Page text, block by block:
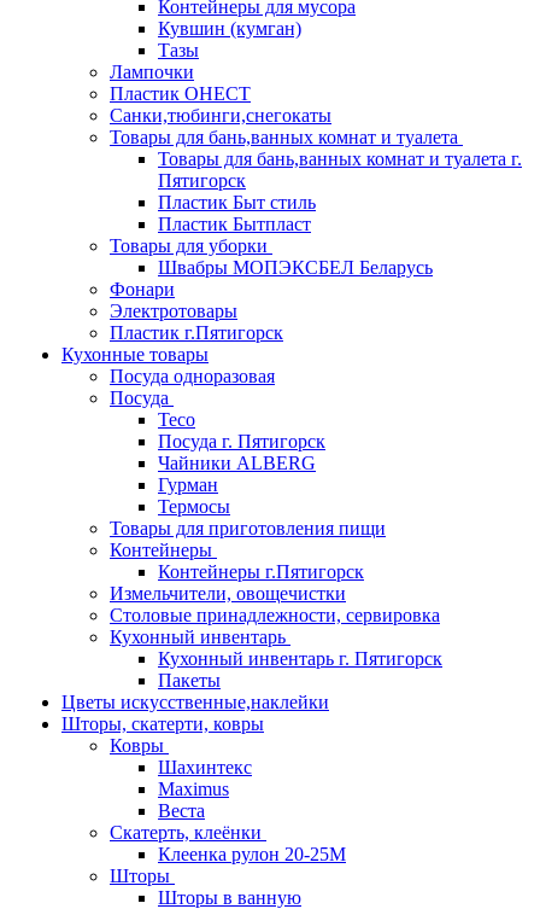
Контейнеры для мусора
Кувшин (кумган)
Тазы
Лампочки
Пластик ОНЕСТ
Санки,тюбинги,снегокаты
Товары для бань,ванных комнат и туалета
Товары для бань,ванных комнат и туалета г.
Пятигорск
Пластик Быт стиль
Пластик Бытпласт
Товары для уборки
Швабры МОПЭКСБЕЛ Беларусь
Фонари
Электротовары
Пластик г.Пятигорск
Кухонные товары
Посуда одноразовая
Посуда
Teco
Посуда г. Пятигорск
Чайники ALBERG
Гурман
Термосы
Товары для приготовления пищи
Контейнеры
Контейнеры г.Пятигорск
Измельчители, овощечистки
Столовые принадлежности, сервировка
Кухонный инвентарь
Кухонный инвентарь г. Пятигорск
Пакеты
Цветы искусственные,наклейки
Шторы, скатерти, ковры
Ковры
Шахинтекс
Maximus
Веста
Скатерть, клеёнки
Клеенка рулон 20-25М
Шторы
Шторы в ванную